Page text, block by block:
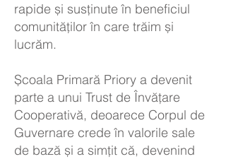
rapide și susținute în beneficiul
comunităților în care trăim și
lucrăm.
Școala Primară Priory a devenit
parte a unui Trust de Învățare
Cooperativă, deoarece Corpul de
Guvernare crede în valorile sale
de bază și a simțit că, devenind